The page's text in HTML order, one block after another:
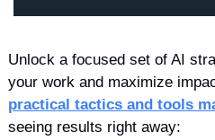
Unlock a focused set of AI
practical tactics and tools
seeing results right away: